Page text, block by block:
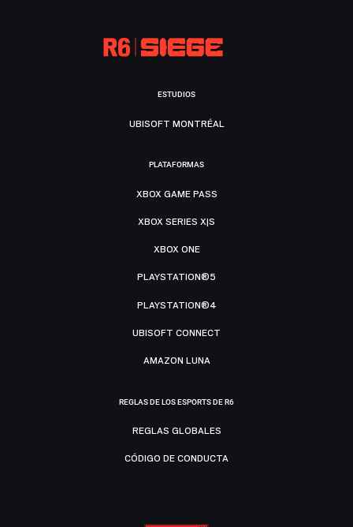
ESTUDIOS
UBISOFT MONTRÉAL
PLATAFORMAS
XBOX GAME PASS
XBOX SERIES X|S
XBOX ONE
PLAYSTATION®5
PLAYSTATION®4
UBISOFT CONNECT
AMAZON LUNA
REGLAS DE LOS ESPORTS DE R6
REGLAS GLOBALES
CÓDIGO DE CONDUCTA